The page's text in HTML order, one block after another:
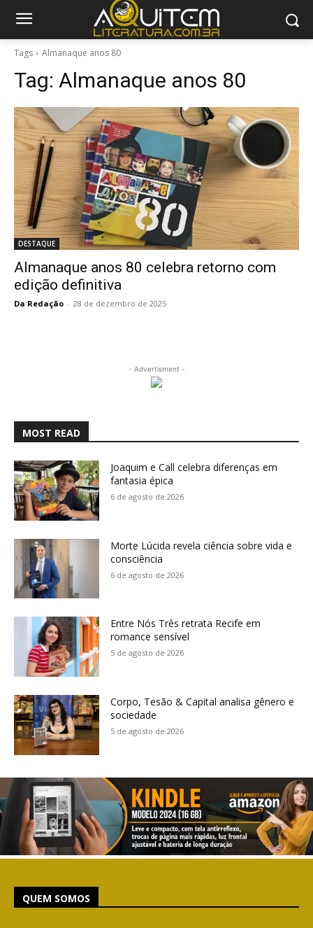
Tags Almanaque anos 80
Tag: Almanaque anos 80
DESTAQUE
Almanaque anos 80 celebra retorno com
edição definitiva
Da Redação - 28 de dezembro de 2025
- Advertisment -
MOST READ
Joaquim e Call celebra diferenças em
fantasia épica
6 de agosto de 2026
Morte Lúcida revela ciência sobre vida e
consciência
6 de agosto de 2026
Entre Nós Três retrata Recife em
romance sensível
5 de agosto de 2026
Corpo, Tesão & Capital analisa gênero e
sociedade
5 de agosto de 2026
QUEM SOMOS